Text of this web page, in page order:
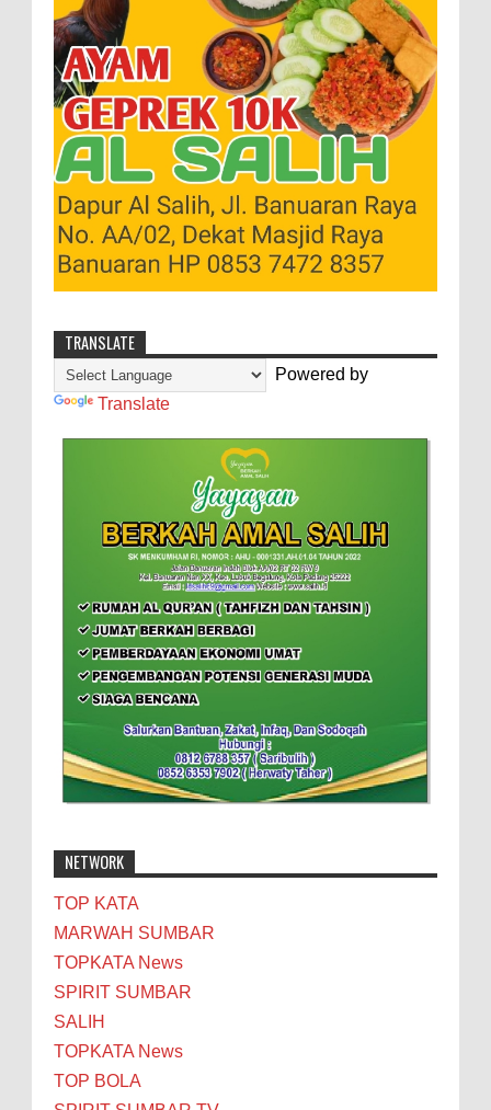
TRANSLATE
Powered by
Translate
NETWORK
TOP KATA
MARWAH SUMBAR
TOPKATA News
SPIRIT SUMBAR
SALIH
TOPKATA News
TOP BOLA